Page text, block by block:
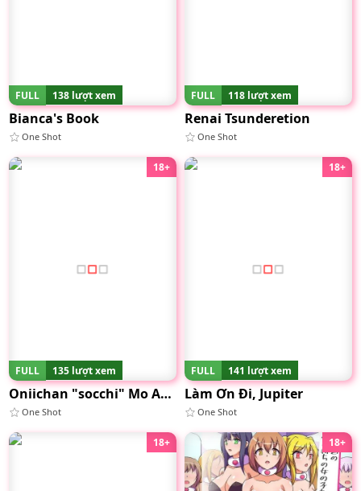
FULL 138 lượt xem
Bianca's Book
One Shot
FULL 118 lượt xem
Renai Tsunderetion
One Shot
18+
FULL 135 lượt xem
Oniichan "socchi" Mo Aratte Ageyokka♥
One Shot
18+
FULL 141 lượt xem
Làm Ơn Đi, Jupiter
One Shot
18+ 18+